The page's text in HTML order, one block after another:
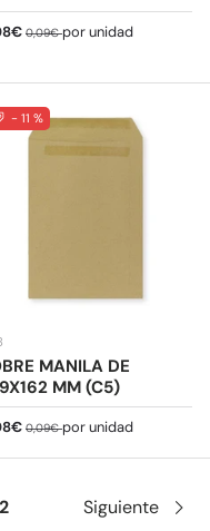
de venta
Precio normal
0,09€por unidad
- 11 %
MANILA DE
MM (C5)
de venta
Precio normal
0,09€por unidad
Siguiente